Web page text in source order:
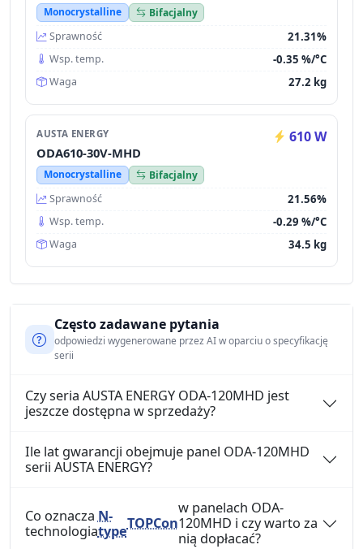
Monocrystalline
Bifacjalny
Sprawność
21.31%
Wsp. temp. -0.35 %/°C
Waga 27.2 kg
AUSTA ENERGY 610 W
ODA610-30V-MHD
Monocrystalline
Bifacjalny
Sprawność
21.56%
Wsp. temp. -0.29 %/°C
Waga 34.5 kg
Często zadawane pytania
odpowiedzi wygenerowane przez AI w oparciu o specyfikację
serii
Czy seria AUSTA ENERGY ODA-120MHD jest
jeszcze dostępna w sprzedaży?
Ile lat gwarancji obejmuje panel ODA-120MHD
serii AUSTA ENERGY?
Co oznacza
technologia
N-
typeTOPCon
w panelach ODA-
120MHD i czy warto za
nią dopłacać?